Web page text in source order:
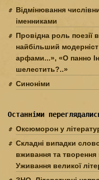
Відмінювання
іменниками
Провідна роль поезії
найбільший
арфами...», «О панно
шелестить?..»
Синоніми
Останніми
Оксюморон у
Складні випадки
вживання та творення
Уживання великої